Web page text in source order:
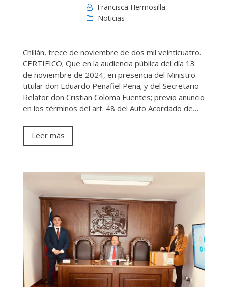
Francisca Hermosilla
Noticias
Chillán, trece de noviembre de dos mil veinticuatro.
CERTIFICO; Que en la audiencia pública del día 13
de noviembre de 2024, en presencia del Ministro
titular don Eduardo Peñafiel Peña; y del Secretario
Relator don Cristian Coloma Fuentes; previo anuncio
en los términos del art. 48 del Auto Acordado de…
Leer más